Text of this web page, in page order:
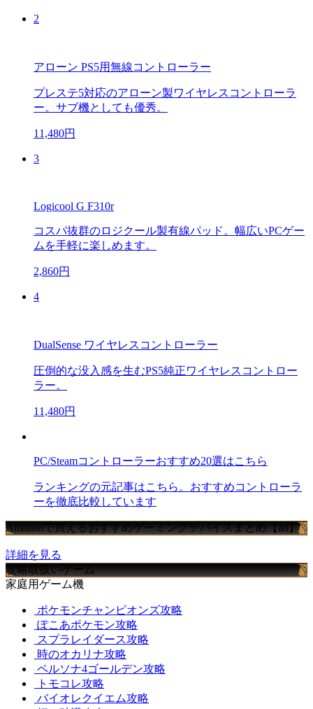
2
アローン PS5用無線コントローラー
プレステ5対応のアローン製ワイヤレスコントローラ
ー。サブ機としても優秀。
11,480円
3
Logicool G F310r
コスパ抜群のロジクール製有線パッド。幅広いPCゲー
ムを手軽に楽しめます。
2,860円
4
DualSense ワイヤレスコントローラー
圧倒的な没入感を生むPS5純正ワイヤレスコントロー
ラー。
11,480円
PC/Steamコントローラーおすすめ20選はこちら
ランキングの元記事はこちら。おすすめコントローラ
ーを徹底比較しています
Amazonで買えるおすすめゲーミングデバイスまとめ【ad】
詳細を見る
攻略取扱いゲーム
家庭用ゲーム機
ポケモンチャンピオンズ攻略
ぽこあポケモン攻略
スプラレイダース攻略
時のオカリナ攻略
ペルソナ4ゴールデン攻略
トモコレ攻略
バイオレクイエム攻略